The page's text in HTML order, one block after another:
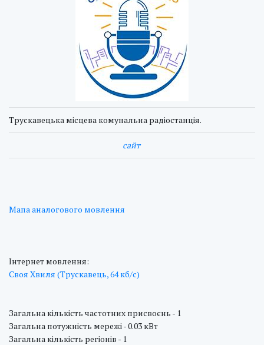
Трускавецька місцева комунальна радіостанція.
cайт
Мапа аналогового мовлення
Інтернет мовлення:
Своя Хвиля (Трускавець, 64 кб/с)
Загальна кількість частотних присвоєнь - 1
Загальна потужність мережі - 0.03 кВт
Загальна кількість регіонів - 1